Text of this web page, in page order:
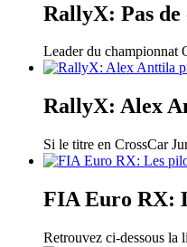
RallyX: Pas
Leader du championnat
RallyX: Alex
Si le titre en CrossCar
FIA Euro RX:
Retrouvez ci-dessous la